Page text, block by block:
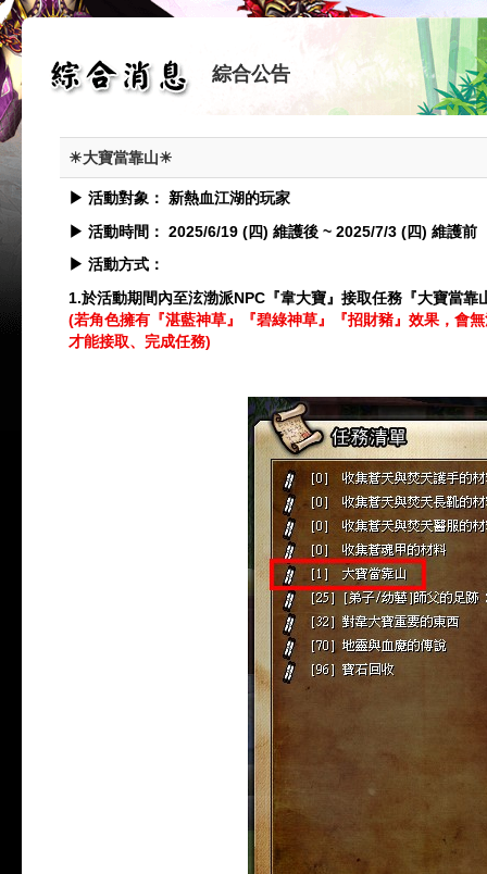
綜合公告
☀大寶當靠山☀
▶ 活動對象：
新熱血江湖的玩家
▶ 活動時間： 2025/6/19 (四) 維護後 ~ 2025/7/3 (四) 維護前
▶ 活動方式：
1.於活動期間內至泫渤派NPC 『韋大寶』接取任務『大寶當靠
(若角色擁有『湛藍神草』『碧綠神草』『招財豬』效果，會
才能接取、完成任務)